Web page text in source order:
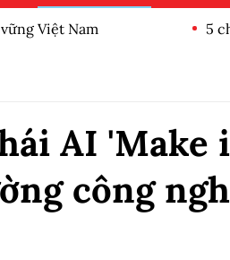
Việt Nam 5
AI 'Make
công